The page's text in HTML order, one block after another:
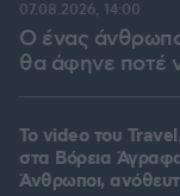
Ο ένας
θα άφηνε ποτέ
07.08.2026, 14:00
To video του
στα Βόρεια
Άνθρωποι,